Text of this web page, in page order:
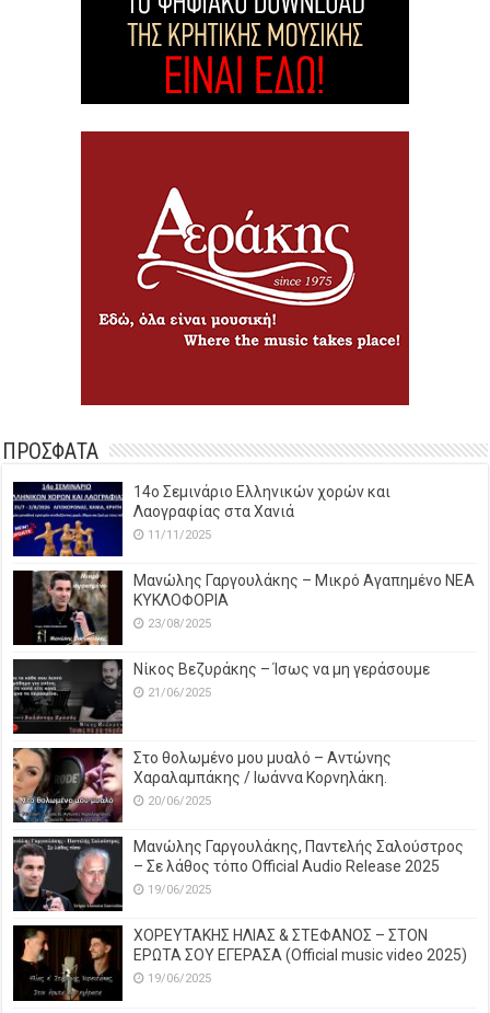
ΠΡΟΣΦΑΤΑ
14o Σεμινάριο Ελληνικών χορών και
Λαογραφίας στα Χανιά
11/11/2025
Μανώλης Γαργουλάκης – Μικρό Αγαπημένο NEΑ
ΚΥΚΛΟΦΟΡΙΑ
23/08/2025
Νίκος Βεζυράκης – Ίσως να μη γεράσουμε
21/06/2025
Στο θολωμένο μου μυαλό – Αντώνης
Χαραλαμπάκης / Ιωάννα Κορνηλάκη.
20/06/2025
Μανώλης Γαργουλάκης, Παντελής Σαλούστρος
– Σε λάθος τόπο Official Audio Release 2025
19/06/2025
ΧΟΡΕΥΤΑΚΗΣ ΗΛΙΑΣ & ΣΤΕΦΑΝΟΣ – ΣΤΟΝ
ΕΡΩΤΑ ΣΟΥ ΕΓΕΡΑΣΑ (Official music video 2025)
19/06/2025